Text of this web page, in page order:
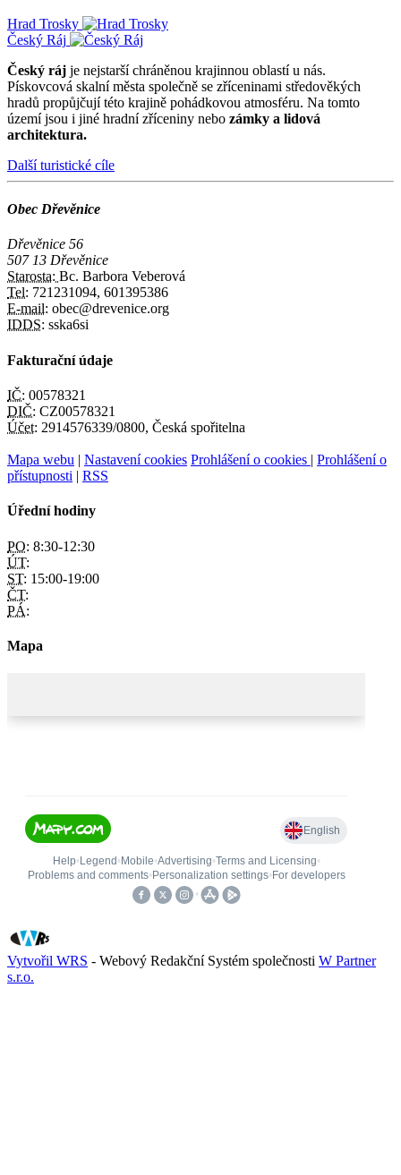
Hrad Trosky
Český Ráj
Český ráj je nejstarší chráněnou krajinnou oblastí u nás.
Pískovcová skalní města společně se zříceninami středověkých
hradů propůjčují této krajině pohádkovou atmosféru. Na tomto
území jsou i jiné hradní zříceniny nebo zámky a lidová
architektura.
Další turistické cíle
Obec Dřevěnice
Dřevěnice 56
507 13 Dřevěnice
Starosta: Bc. Barbora Veberová
Tel: 721231094, 601395386
E-mail: obec@drevenice.org
IDDS: sska6si
Fakturační údaje
IČ: 00578321
DIČ: CZ00578321
Účet: 2914576339/0800, Česká spořitelna
Mapa webu | Nastavení cookies Prohlášení o cookies | Prohlášení o
přístupnosti | RSS
Úřední hodiny
PO: 8:30-12:30
ÚT:
ST: 15:00-19:00
ČT:
PÁ:
Mapa
Vytvořil WRS - Webový Redakční Systém společnosti W Partner
s.r.o.